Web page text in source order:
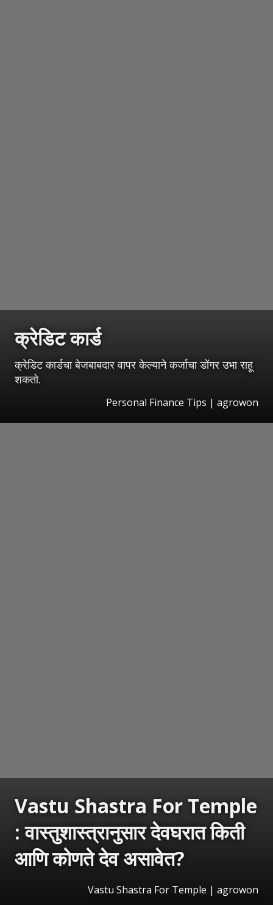
क्रेडिट कार्ड
क्रेडिट कार्डचा बेजबाबदार वापर केल्याने कर्जाचा डोंगर उभा राहू
शकतो.
Personal Finance Tips | agrowon
Vastu Shastra For Temple
: वास्तुशास्त्रानुसार देवघरात किती
आणि कोणते देव असावेत?
Vastu Shastra For Temple | agrowon